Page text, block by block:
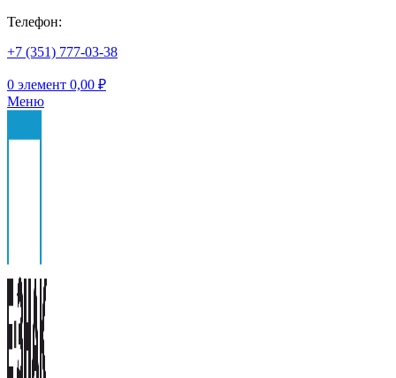
Телефон:
+7 (351) 777-03-38
0 элемент 0,00 ₽
Меню